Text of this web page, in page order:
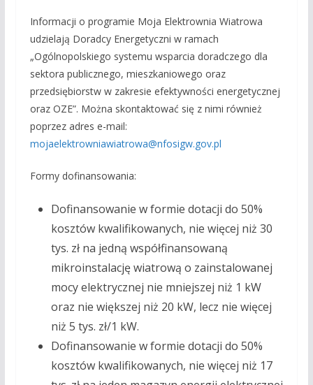
Informacji o programie Moja Elektrownia Wiatrowa
udzielają Doradcy Energetyczni w ramach
„Ogólnopolskiego systemu wsparcia doradczego dla
sektora publicznego, mieszkaniowego oraz
przedsiębiorstw w zakresie efektywności energetycznej
oraz OZE”. Można skontaktować się z nimi również
poprzez adres e-mail:
mojaelektrowniawiatrowa@nfosigw.gov.pl
Formy dofinansowania:
Dofinansowanie w formie dotacji do 50%
kosztów kwalifikowanych, nie więcej niż 30
tys. zł na jedną współfinansowaną
mikroinstalację wiatrową o zainstalowanej
mocy elektrycznej nie mniejszej niż 1 kW
oraz nie większej niż 20 kW, lecz nie więcej
niż 5 tys. zł/1 kW.
Dofinansowanie w formie dotacji do 50%
kosztów kwalifikowanych, nie więcej niż 17